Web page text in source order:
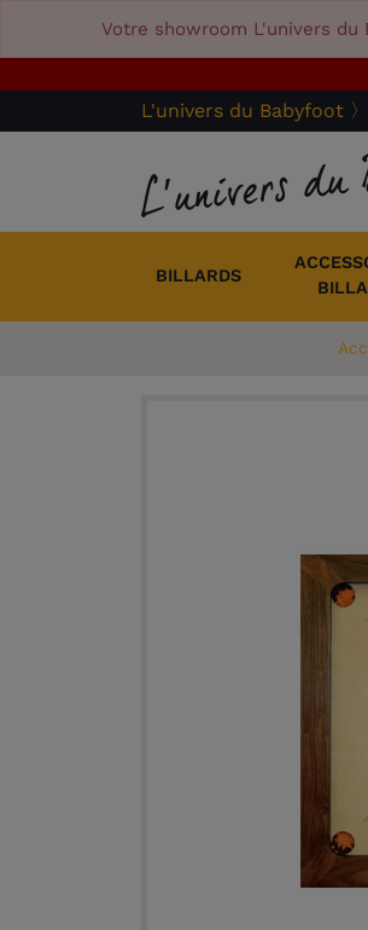
Votre showroom L'univers du
L'univers du Babyfoot 〉
BILLARDS